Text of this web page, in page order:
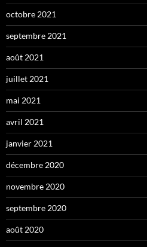
octobre 2021
septembre 2021
août 2021
juillet 2021
mai 2021
avril 2021
janvier 2021
décembre 2020
novembre 2020
septembre 2020
août 2020